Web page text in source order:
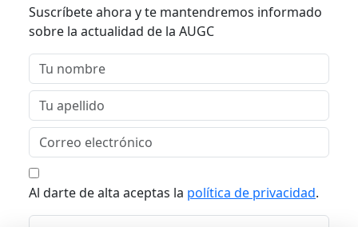
Suscríbete ahora y te mantendremos informado
sobre la actualidad de la AUGC
Al darte de alta aceptas la política de privacidad.